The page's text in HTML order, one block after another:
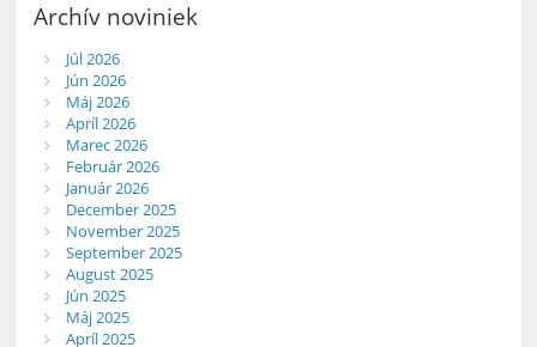
Archív noviniek
Júl 2026
Jún 2026
Máj 2026
Apríl 2026
Marec 2026
Február 2026
Január 2026
December 2025
November 2025
September 2025
August 2025
Jún 2025
Máj 2025
Apríl 2025